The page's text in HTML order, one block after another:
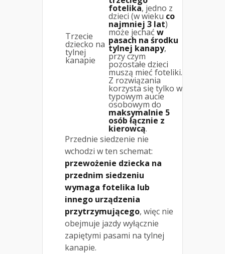
Trzecie
dziecko na
tylnej
kanapie
fotelika, jedno z
dzieci (w wieku co
najmniej 3 lat)
może jechać w
pasach na środku
tylnej kanapy,
przy czym
pozostałe dzieci
muszą mieć foteliki.
Z rozwiązania
korzysta się tylko w
typowym aucie
osobowym do
maksymalnie 5
osób łącznie z
kierowcą.
Przednie siedzenie nie
wchodzi w ten schemat:
przewożenie dziecka na
przednim siedzeniu
wymaga fotelika lub
innego urządzenia
przytrzymującego, więc nie
obejmuje jazdy wyłącznie
zapiętymi pasami na tylnej
kanapie.